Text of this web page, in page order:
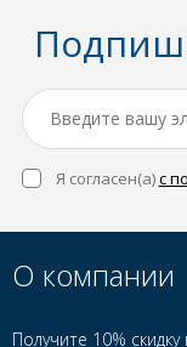
Я согласен(a)с
О компании
Получите 10%